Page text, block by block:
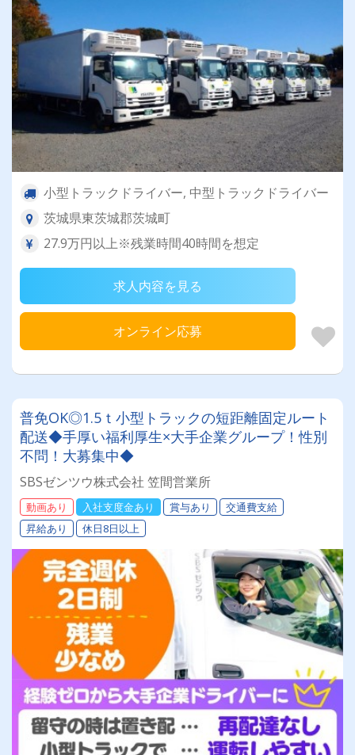
小型トラックドライバー, 中型トラックドライバー
茨城県東茨城郡茨城町
27.9万円以上※残業時間40時間を想定
求人内容を見る
オンライン応募
普免OK◎1.5ｔ小型トラックの短距離固定ルート
配送◆手厚い福利厚生×大手企業グループ！性別
不問！大募集中◆
SBSゼンツウ株式会社 笠間営業所
動画あり 入社支度金あり 賞与あり
交通費支給
昇給あり
休日8日以上